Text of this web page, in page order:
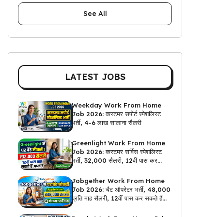
See All
LATEST JOBS
Weekday Work From Home
Job 2026: कस्टमर सपोर्ट स्पेशलिस्ट
भर्ती, 4-6 लाख सालाना सैलरी
Greenlight Work From Home
Job 2026: कस्टमर सर्विस स्पेशलिस्ट
भर्ती, ₹32,000 सैलरी, 12वीं पास कर
सकते हैं अप्लाई
Jobgether Work From Home
Job 2026: चैट ऑपरेटर भर्ती, ₹48,000
प्रति माह सैलरी, 12वीं पास कर सकते हैं
अप्लाई